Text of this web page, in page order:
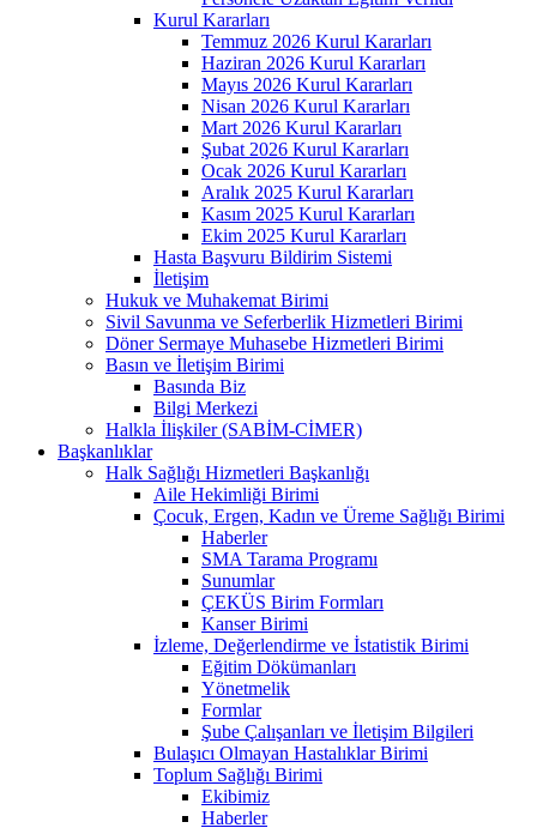
Kurul Kararları
Temmuz 2026 Kurul Kararları
Haziran 2026 Kurul Kararları
Mayıs 2026 Kurul Kararları
Nisan 2026 Kurul Kararları
Mart 2026 Kurul Kararları
Şubat 2026 Kurul Kararları
Ocak 2026 Kurul Kararları
Aralık 2025 Kurul Kararları
Kasım 2025 Kurul Kararları
Ekim 2025 Kurul Kararları
Hasta Başvuru Bildirim Sistemi
İletişim
Hukuk ve Muhakemat Birimi
Sivil Savunma ve Seferberlik Hizmetleri Birimi
Döner Sermaye Muhasebe Hizmetleri Birimi
Basın ve İletişim Birimi
Basında Biz
Bilgi Merkezi
Halkla İlişkiler (SABİM-CİMER)
Başkanlıklar
Halk Sağlığı Hizmetleri Başkanlığı
Aile Hekimliği Birimi
Çocuk, Ergen, Kadın ve Üreme Sağlığı Birimi
Haberler
SMA Tarama Programı
Sunumlar
ÇEKÜS Birim Formları
Kanser Birimi
İzleme, Değerlendirme ve İstatistik Birimi
Eğitim Dökümanları
Yönetmelik
Formlar
Şube Çalışanları ve İletişim Bilgileri
Bulaşıcı Olmayan Hastalıklar Birimi
Toplum Sağlığı Birimi
Ekibimiz
Haberler